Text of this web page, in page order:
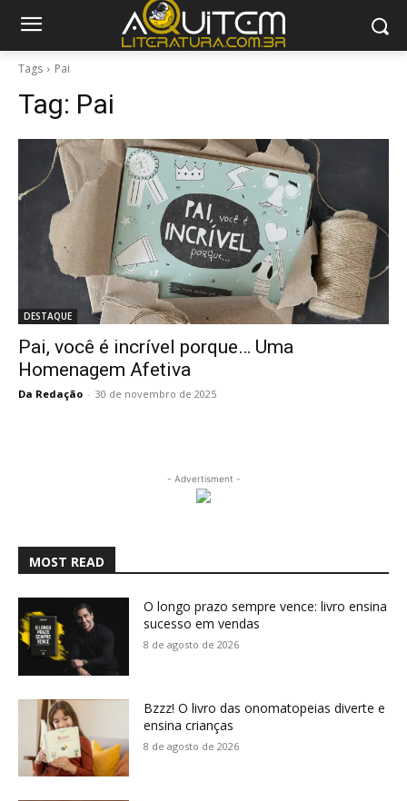
Tags Pai
Tag: Pai
DESTAQUE
Pai, você é incrível porque… Uma
Homenagem Afetiva
Da Redação - 30 de novembro de 2025
- Advertisment -
MOST READ
O longo prazo sempre vence: livro ensina
sucesso em vendas
8 de agosto de 2026
Bzzz! O livro das onomatopeias diverte e
ensina crianças
8 de agosto de 2026